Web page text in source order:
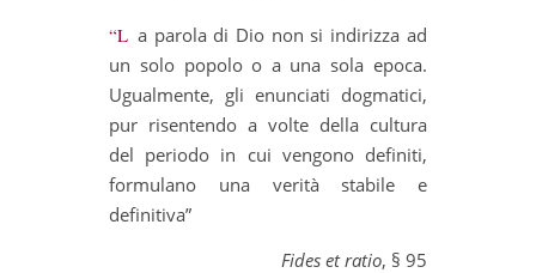
“La parola di Dio non si indirizza ad
un solo popolo o a una sola epoca.
Ugualmente, gli enunciati dogmatici,
pur risentendo a volte della cultura
del periodo in cui vengono definiti,
formulano una verità stabile e
definitiva”
Fides et ratio, § 95